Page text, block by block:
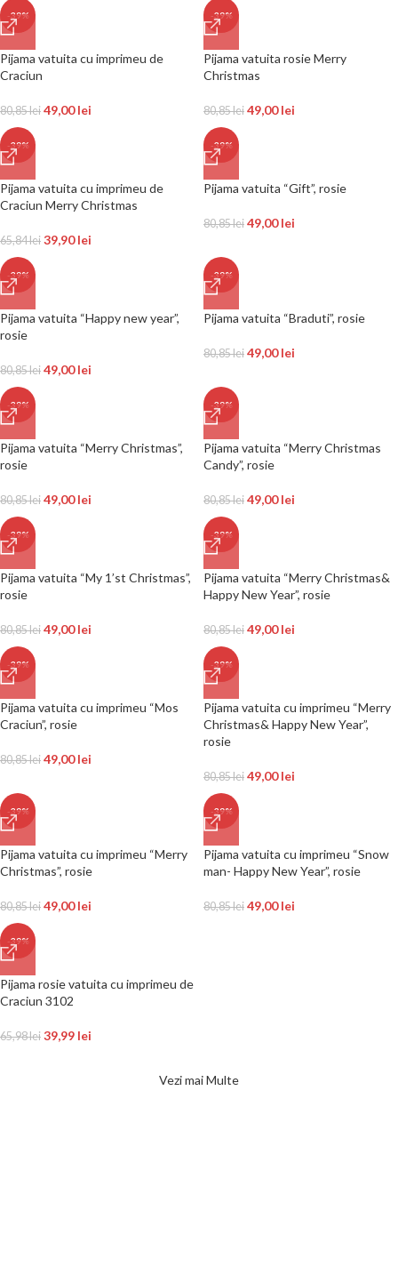
-39%
Pijama vatuita cu imprimeu de
Craciun
80,85lei 49,00lei
-39%
Pijama vatuita rosie Merry
Christmas
80,85lei 49,00lei
-39%
Pijama vatuita cu imprimeu de
Craciun Merry Christmas
65,84lei 39,90lei
-39%
Pijama vatuita “Gift”, rosie
80,85lei 49,00lei
-39%
Pijama vatuita “Happy new year”,
rosie
80,85lei 49,00lei
-39%
Pijama vatuita “Braduti”, rosie
80,85lei 49,00lei
-39%
Pijama vatuita “Merry Christmas”,
rosie
80,85lei 49,00lei
-39%
Pijama vatuita “Merry Christmas
Candy”, rosie
80,85lei 49,00lei
-39%
Pijama vatuita “My 1’st Christmas”,
rosie
80,85lei 49,00lei
-39%
Pijama vatuita “Merry Christmas&
Happy New Year”, rosie
80,85lei 49,00lei
-39%
Pijama vatuita cu imprimeu “Mos
Craciun”, rosie
80,85lei 49,00lei
-39%
Pijama vatuita cu imprimeu “Merry
Christmas& Happy New Year”,
rosie
80,85lei 49,00lei
-39%
Pijama vatuita cu imprimeu “Merry
Christmas”, rosie
80,85lei 49,00lei
-39%
Pijama vatuita cu imprimeu “Snow
man- Happy New Year”, rosie
80,85lei 49,00lei
-39%
Pijama rosie vatuita cu imprimeu de
Craciun 3102
65,98lei 39,99 lei
Vezi mai Multe